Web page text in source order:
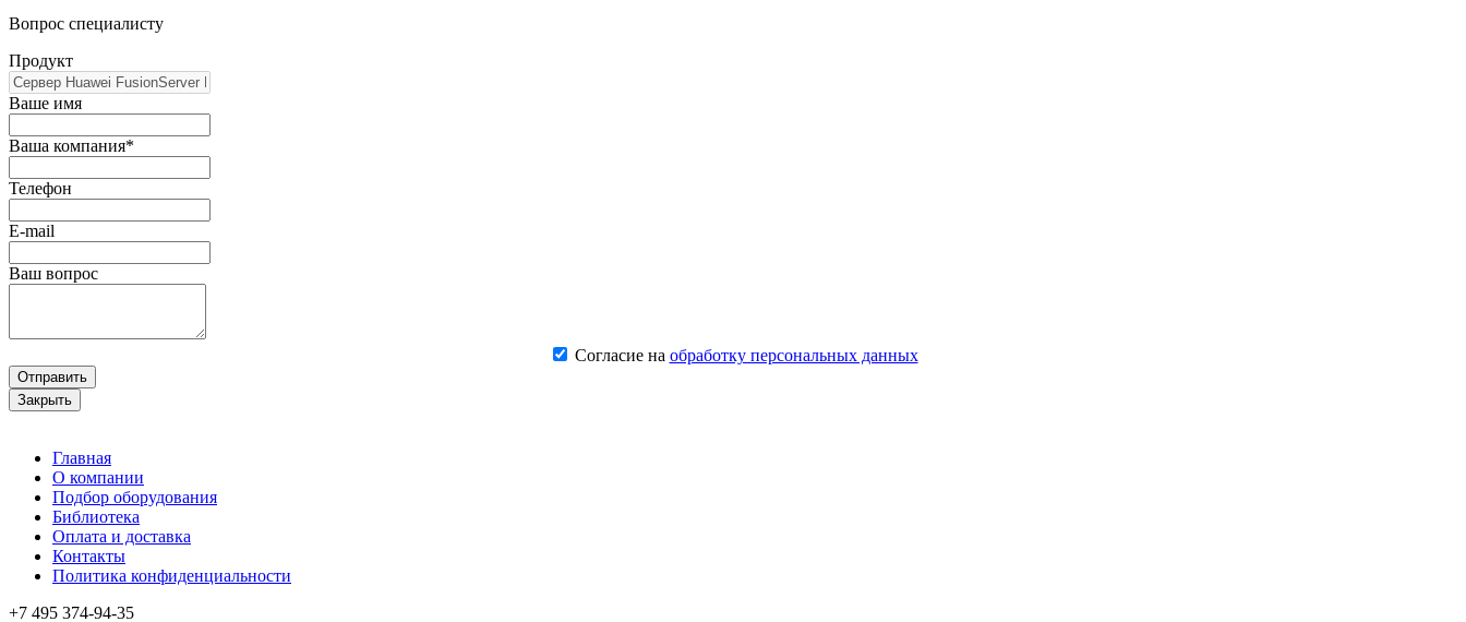
Вопрос специалисту
Продукт
Ваше имя
Ваша компания*
Телефон
E-mail
Ваш вопрос
Согласие на обработку персональных данных
Отправить
Закрыть
Главная
О компании
Подбор оборудования
Библиотека
Оплата и доставка
Контакты
Политика конфиденциальности
+7 495 374-94-35